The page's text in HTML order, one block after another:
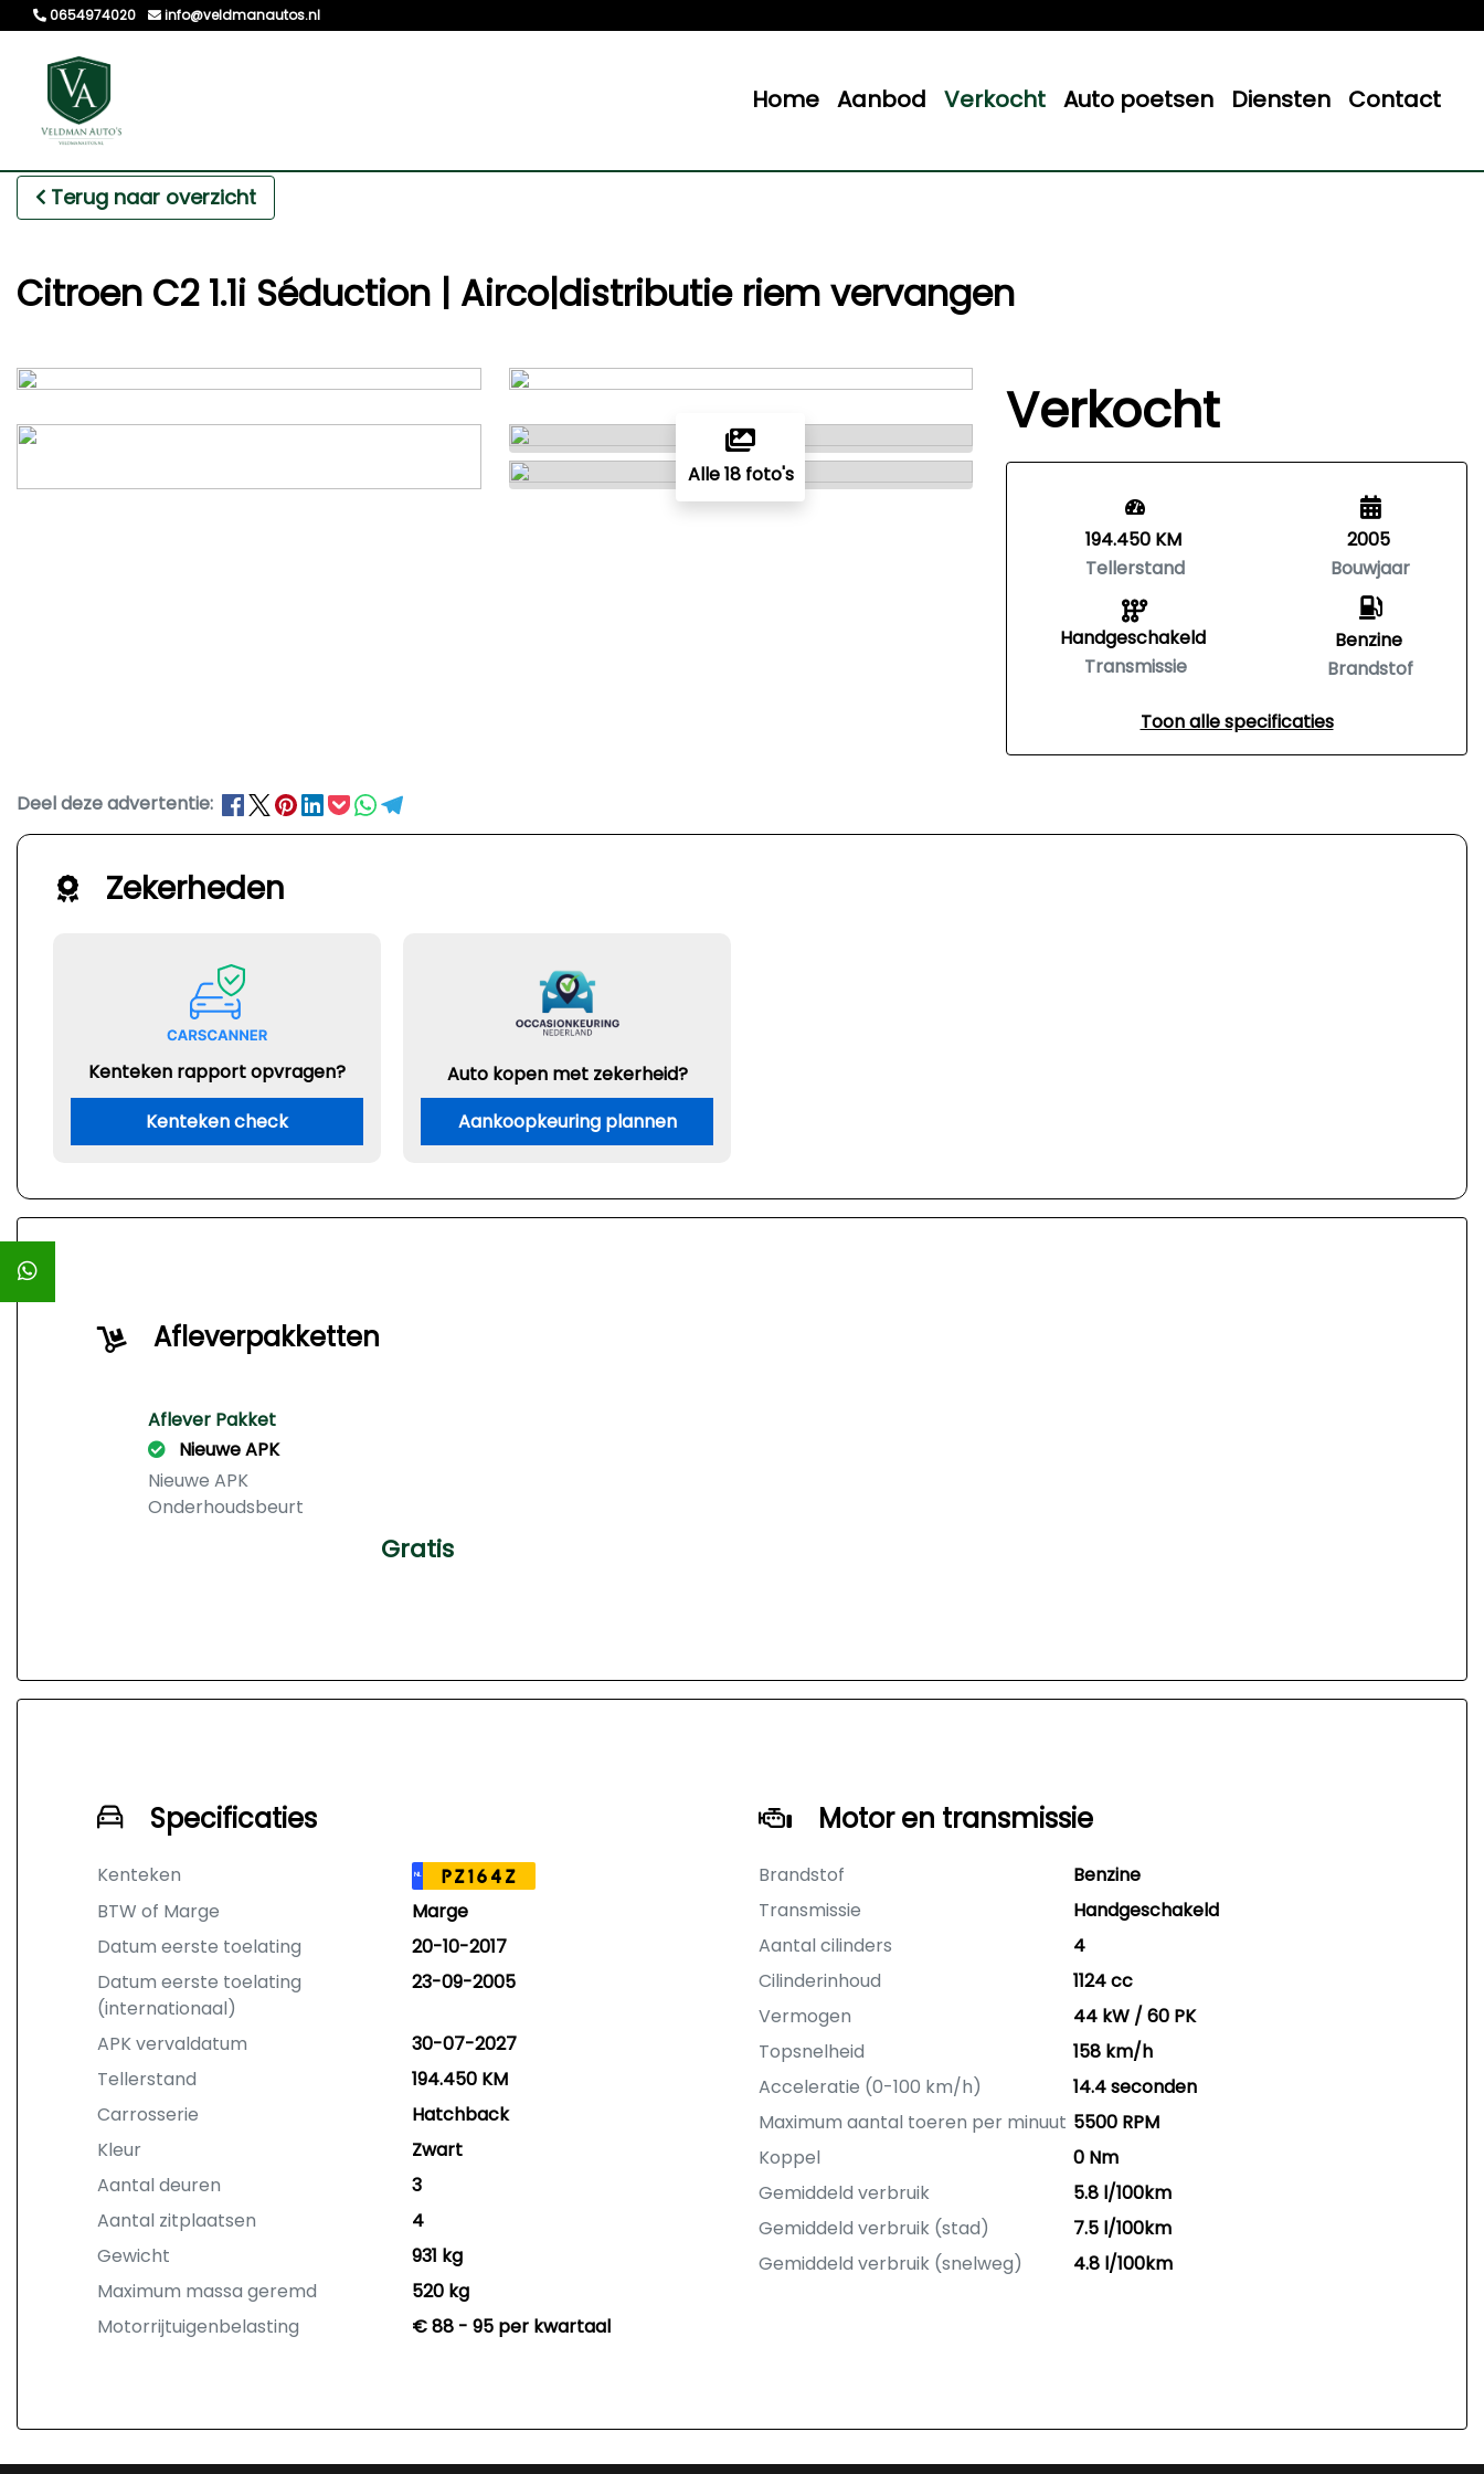
0654974020 info@veldmanautos.nl
Home Aanbod Verkocht Auto poetsen Diensten Contact
Terug naar overzicht
Citroen C2 1.1i Séduction | Airco|distributie riem vervangen
Alle 18 foto's
Verkocht
194.450 KM
Tellerstand
Handgeschakeld
Transmissie
2005
Bouwjaar
Benzine
Brandstof
Toon alle specificaties
Deel deze advertentie:
Zekerheden
Kenteken rapport opvragen?
Kenteken check
Auto kopen met zekerheid?
Aankoopkeuring plannen
Afleverpakketten
Aflever Pakket
Nieuwe APK
Nieuwe APK
Onderhoudsbeurt
Gratis
Specificaties
Kenteken NL PZ164Z
BTW of Marge
Marge
Datum eerste toelating
20-10-2017
Datum eerste toelating
(internationaal)
23-09-2005
APK vervaldatum
30-07-2027
Tellerstand
194.450 KM
Carrosserie
Hatchback
Kleur
Zwart
Aantal deuren
3
Aantal zitplaatsen
4
Gewicht
931 kg
Maximum massa geremd
520 kg
Motorrijtuigenbelasting
€ 88 - 95 per kwartaal
Motor en transmissie
Brandstof
Benzine
Transmissie
Handgeschakeld
Aantal cilinders
4
Cilinderinhoud
1124 cc
Vermogen
44 kW / 60 PK
Topsnelheid
158 km/h
Acceleratie (0-100 km/h)
14.4 seconden
Maximum aantal toeren per minuut 5500 RPM
Koppel
0 Nm
Gemiddeld verbruik
5.8 l/100km
Gemiddeld verbruik (stad)
7.5 l/100km
Gemiddeld verbruik (snelweg)
4.8 l/100km